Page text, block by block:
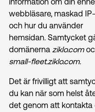
webbläsare, maskad
och hur du använder
hemsidan. Samtycket
domänerna ziklo.com
small-fleet.ziklo.com.
Det är frivilligt att
du kan när som helst
det genom att kontakta